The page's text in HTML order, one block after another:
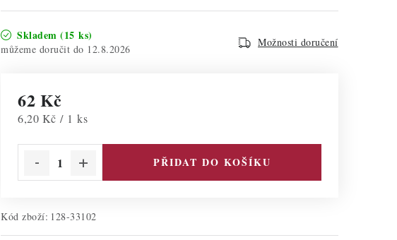
Skladem (15 ks)
12.8.2026
Možnosti doručení
62 Kč
Měrná cena:
6,20 Kč / 1 ks
PŘIDAT DO KOŠÍKU
Kód zboží: 128-33102